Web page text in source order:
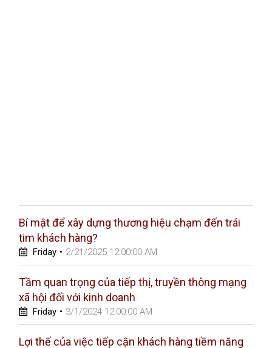
Bí mật để xây dựng thương hiệu chạm đến trái
tim khách hàng?
Friday • 2/21/2025 12:00:00 AM
Tầm quan trọng của tiếp thị, truyền thông mạng
xã hội đối với kinh doanh
Friday • 3/1/2024 12:00:00 AM
Lợi thế của việc tiếp cận khách hàng tiềm năng